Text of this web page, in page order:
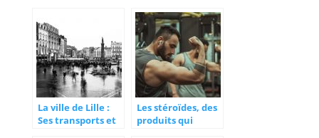
La ville de Lille :
Ses transports et
Les stéroïdes, des
produits qui